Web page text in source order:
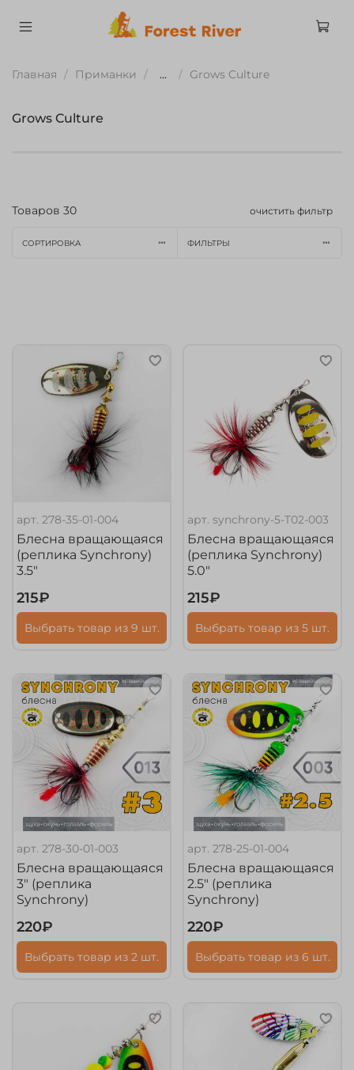
Главная Приманки ... Grows Culture
Grows Culture
Товаров 30 очистить фильтр
СОРТИРОВКА ФИЛЬТРЫ
арт.278-35-01-004
Блесна вращающаяся
(реплика Synchrony)
3.5"
215₽
Выбрать товар из 9 шт.
арт.synchrony-5-T02-003
Блесна вращающаяся
(реплика Synchrony)
5.0"
215₽
Выбрать товар из 5 шт.
арт.278-30-01-003
Блесна вращающаяся
3" (реплика
Synchrony)
220₽
Выбрать товар из 2 шт.
арт.278-25-01-004
Блесна вращающаяся
2.5" (реплика
Synchrony)
220₽
Выбрать товар из 6 шт.